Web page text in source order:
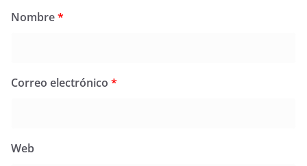
Nombre*
Correo electrónico *
Web